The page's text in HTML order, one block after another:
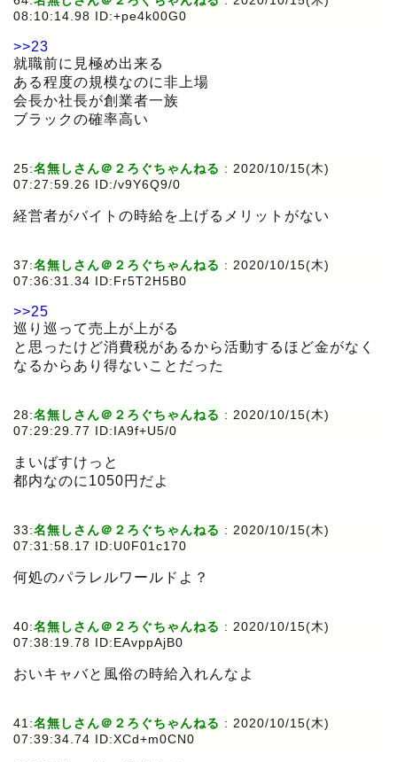
08:10:14.98 ID:+pe4k00G0
>>23
就職前に見極め出来る
ある程度の規模なのに非上場
会長か社長が創業者一族
ブラックの確率高い
25:名無しさん＠２ろぐちゃんねる : 2020/10/15(木)
07:27:59.26 ID:/v9Y6Q9/0
経営者がバイトの時給を上げるメリットがない
37:名無しさん＠２ろぐちゃんねる : 2020/10/15(木)
07:36:31.34 ID:Fr5T2H5B0
>>25
巡り巡って売上が上がる
と思ったけど消費税があるから活動するほど金がなく
なるからあり得ないことだった
28:名無しさん＠２ろぐちゃんねる : 2020/10/15(木)
07:29:29.77 ID:IA9f+U5/0
まいばすけっと
都内なのに1050円だよ
33:名無しさん＠２ろぐちゃんねる : 2020/10/15(木)
07:31:58.17 ID:U0F01c170
何処のパラレルワールドよ？
40:名無しさん＠２ろぐちゃんねる : 2020/10/15(木)
07:38:19.78 ID:EAvppAjB0
おいキャバと風俗の時給入れんなよ
41:名無しさん＠２ろぐちゃんねる : 2020/10/15(木)
07:39:34.74 ID:XCd+m0CN0